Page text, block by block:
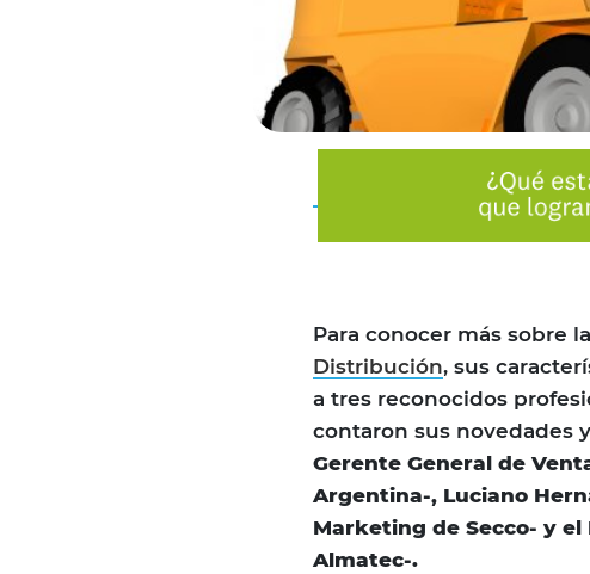
Para conocer más sobre
Distribución, sus
a tres reconocidos
contaron sus novedades
Gerente General de
Argentina-, Luciano
Marketing de Secco- y
Almatec-.